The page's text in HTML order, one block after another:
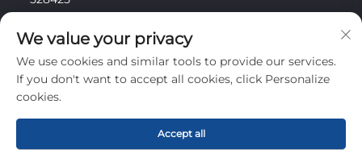
[email protected]
privacidade
We value your privacy
We use cookies and similar tools to provide our services.
If you don't want to accept all cookies, click Personalize
cookies.
Accept all